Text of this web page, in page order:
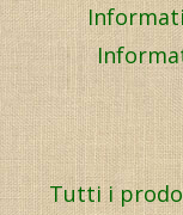
Tutti i